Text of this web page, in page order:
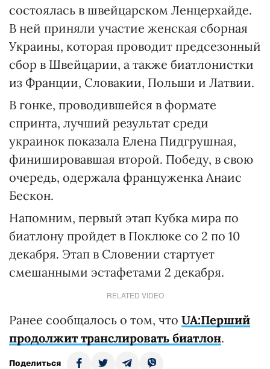
состоялась в швейцарском Ленцерхайде.
В ней приняли участие женская сборная
Украины, которая проводит предсезонный
сбор в Швейцарии, а также биатлонистки
из Франции, Словакии, Польши и Латвии.
В гонке, проводившейся в формате
спринта, лучший результат среди
украинок показала Елена Пидгрушная,
финишировавшая второй. Победу, в свою
очередь, одержала француженка Анаис
Бескон.
Напомним, первый этап Кубка мира по
биатлону пройдет в Поклюке со 2 по 10
декабря. Этап в Словении стартует
смешанными эстафетами 2 декабря.
RELATED VIDEO
Ранее сообщалось о том, что UA:Перший
продолжит транслировать биатлон.
Поделиться